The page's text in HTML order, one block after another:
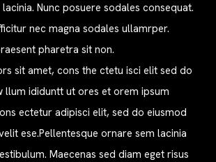
Nunc posuere sodales consequat.
nec magna sodales ullamrper.
pharetra sit non.
sit amet, cons the ctetu isci elit sed do
llum ididuntt ut ores et orem ipsum
ectetur adipisci elit, sed do eiusmod
ese.Pellentesque ornare sem lacinia
Maecenas sed diam eget risus